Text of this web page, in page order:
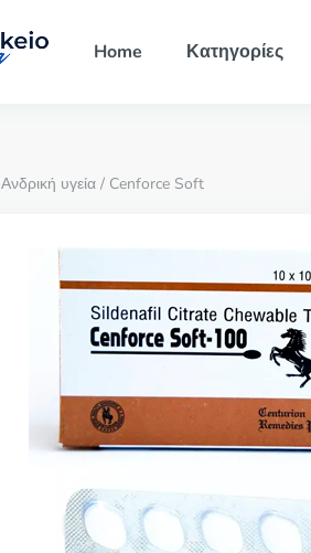
Home Κατηγορίες
Ανδρική υγεία / Cenforce Soft